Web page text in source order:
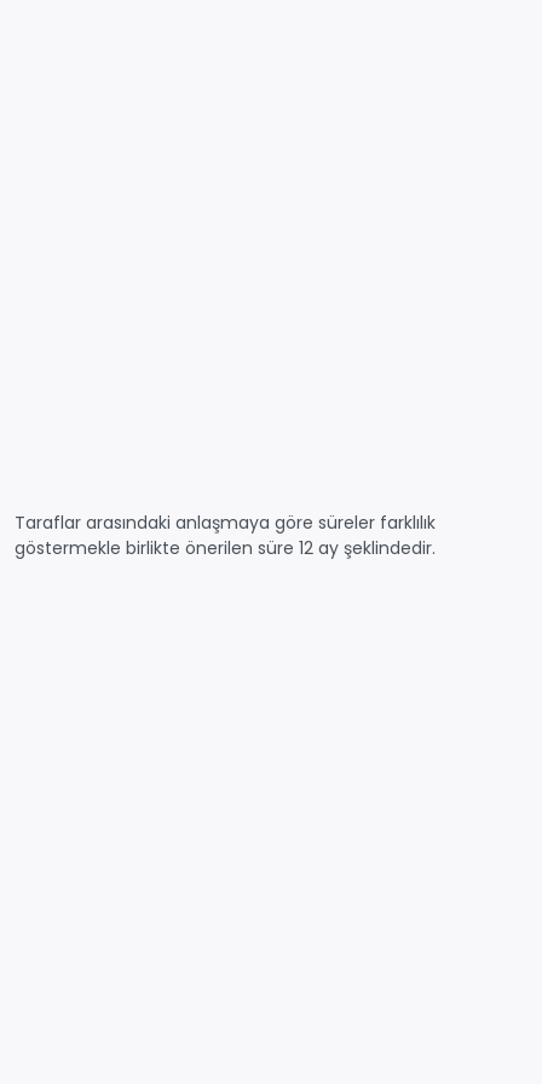
Taraflar arasındaki anlaşmaya göre süreler farklılık
göstermekle birlikte önerilen süre 12 ay şeklindedir.